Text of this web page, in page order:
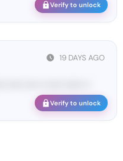
Verify to unlock
19 DAYS AGO
Verify to unlock